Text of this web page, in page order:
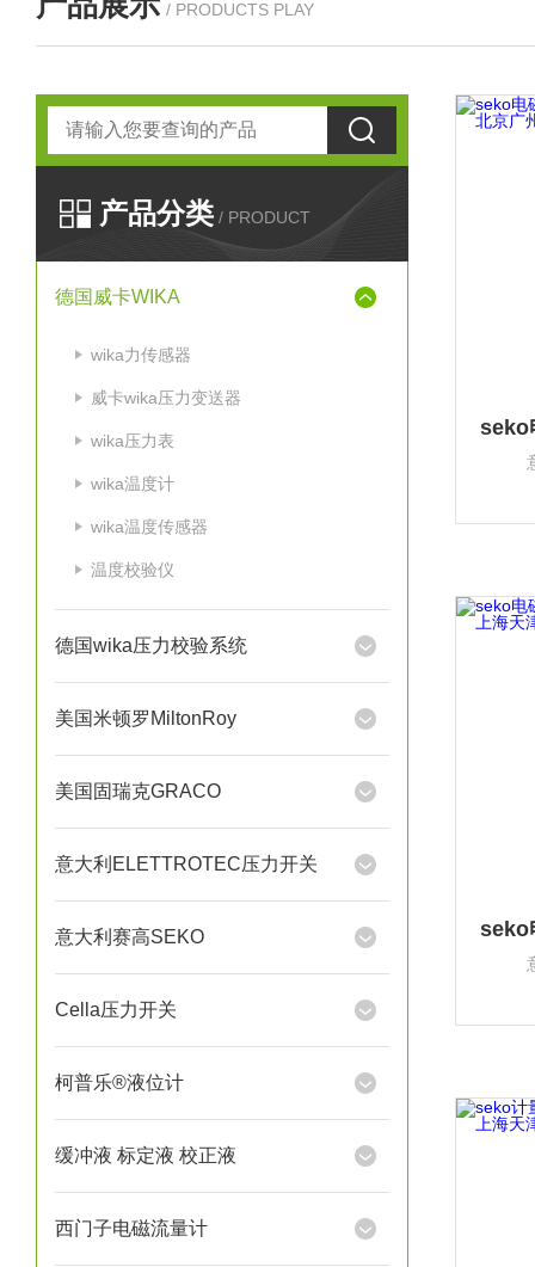
/ PRODUCTS PLAY
产品分类 / PRODUCT
德国威卡WIKA
wika力传感器
威卡wika压力变送器
wika压力表
wika温度计
wika温度传感器
温度校验仪
德国wika压力校验系统
美国米顿罗MiltonRoy
美国固瑞克GRACO
意大利ELETTROTEC压力开关
意大利赛高SEKO
Cella压力开关
柯普乐®液位计
缓冲液 标定液 校正液
西门子电磁流量计